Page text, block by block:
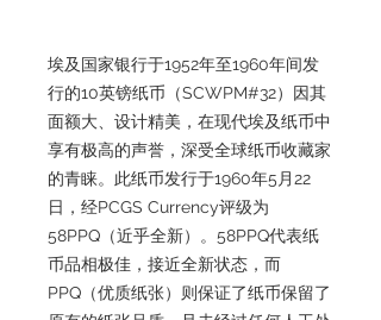
埃及国家银行于1952年至1960年间发
行的10英镑纸币（SCWPM#32）因其
面额大、设计精美，在现代埃及纸币中
享有极高的声誉，深受全球纸币收藏家
的青睐。此纸币发行于1960年5月22
日，经PCGS Currency评级为
58PPQ（近乎全新）。58PPQ代表纸
币品相极佳，接近全新状态，而
PPQ（优质纸张）则保证了纸币保留了